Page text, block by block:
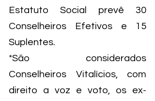
Estatuto Social prevê 30
Conselheiros Efetivos e 15
Suplentes.
*São considerados
Conselheiros Vitalícios, com
direito a voz e voto, os ex-